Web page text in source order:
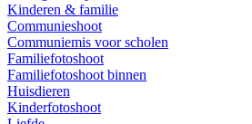
Kinderen & familie
Communieshoot
Communiemis voor scholen
Familiefotoshoot
Familiefotoshoot binnen
Huisdieren
Kinderfotoshoot